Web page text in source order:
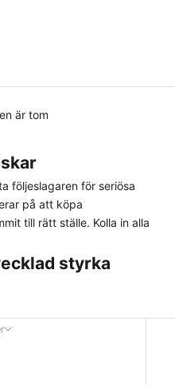
är tom
följeslagaren för seriösa
på att köpa
till rätt ställe. Kolla in alla
styrka
över längre tid och fokusera
för att tappa greppet.
och ta din träning till